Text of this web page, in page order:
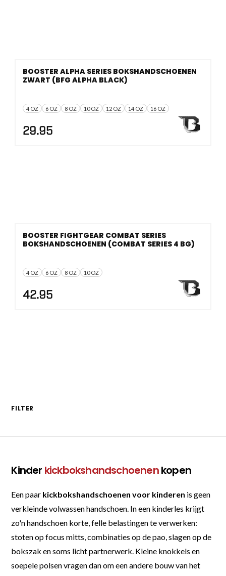
4 OZ 6 OZ 8 OZ 10 OZ 12 OZ 14 OZ 16 OZ
BOOSTER ALPHA SERIES BOKSHANDSCHOENEN
ZWART (BFG ALPHA BLACK)
29.95
4 OZ 6 OZ 8 OZ 10 OZ
BOOSTER FIGHTGEAR COMBAT SERIES
BOKSHANDSCHOENEN (COMBAT SERIES 4 BG)
42.95
FILTER
Kinder kickbokshandschoenenkopen
Een paar kickbokshandschoenen voor kinderen is geen
verkleinde volwassen handschoen. In een kinderles krijgt
zo'n handschoen korte, felle belastingen te verwerken:
stoten op focus mitts, combinaties op de pao, slagen op de
bokszak en soms licht partnerwerk. Kleine knokkels en
soepele polsen vragen dan om een andere bouw van het